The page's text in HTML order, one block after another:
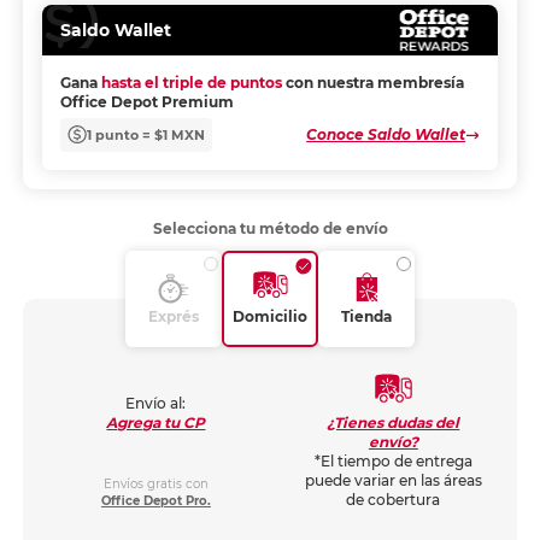
Saldo Wallet
Gana hasta el triple de puntos con nuestra membresía
Office Depot Premium
1 punto = $1 MXN Conoce Saldo Wallet
Selecciona tu método de envío
Exprés Domicilio Tienda
Envío al:
Agrega tu CP
Envíos gratis con
Office Depot Pro.
¿Tienes dudas del
envío?
*El tiempo de entrega
puede variar en las áreas
de cobertura